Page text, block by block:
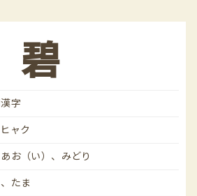
碧
字
ャク
お（い）、みどり
たま